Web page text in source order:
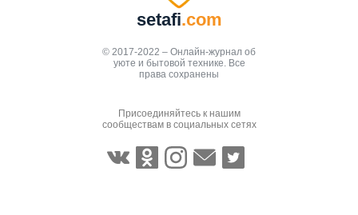
setafi.com
© 2017-2022 – Онлайн-журнал об
уюте и бытовой технике. Все
права сохранены
Присоединяйтесь к нашим
сообществам в социальных сетях